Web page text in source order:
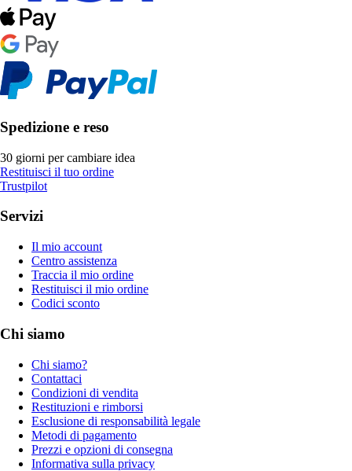
Spedizione e reso
30 giorni per cambiare idea
Restituisci il tuo ordine
Trustpilot
Servizi
Il mio account
Centro assistenza
Traccia il mio ordine
Restituisci il mio ordine
Codici sconto
Chi siamo
Chi siamo?
Contattaci
Condizioni di vendita
Restituzioni e rimborsi
Esclusione di responsabilità legale
Metodi di pagamento
Prezzi e opzioni di consegna
Informativa sulla privacy